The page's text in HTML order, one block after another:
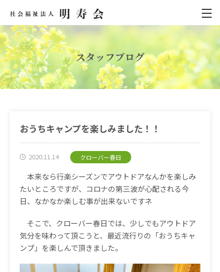
スタッフブログ
おうちキャンプを楽しみました！！
2020.11.14 クローバー春日
本来なら行楽シーズンでアウトドアなんかを楽しみ
たいところですが、コロナの第三波が心配される今
日、なかなか楽しむ事が出来ないですネ
そこで、クローバー春日では、少しでもアウトドア
気分を味わって頂こうと、最近流行りの「おうちキャ
ンプ」を楽しんで頂きました。